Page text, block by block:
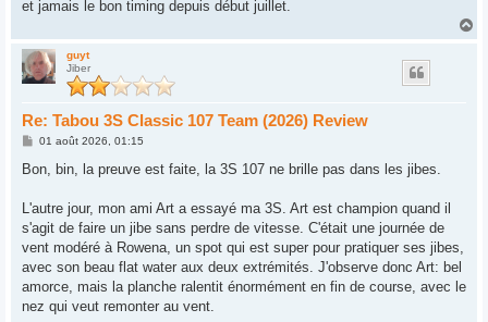
et jamais le bon timing depuis début juillet.
a
guyt
Jiber
Re: Tabou 3S Classic 107 Team (2026) Review
M
s
g
01 août 2026, 01:15
Bon, bin, la preuve est faite, la 3S 107 ne brille pas dans les jibes.
L'autre jour, mon ami Art a essayé ma 3S. Art est champion quand il
s'agit de faire un jibe sans perdre de vitesse. C'était une journée de
vent modéré à Rowena, un spot qui est super pour pratiquer ses jibes,
avec son beau flat water aux deux extrémités. J'observe donc Art: bel
amorce, mais la planche ralentit énormément en fin de course, avec le
nez qui veut remonter au vent.